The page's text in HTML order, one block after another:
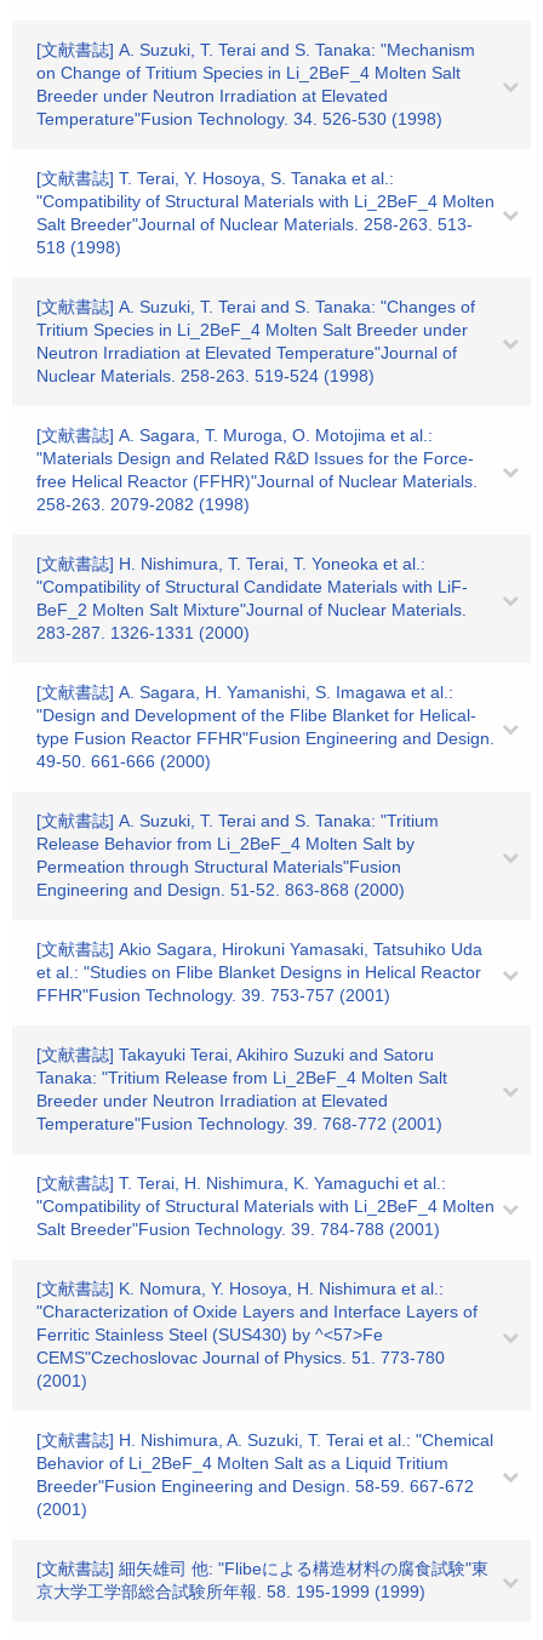
[文献書誌] A. Suzuki, T. Terai and S. Tanaka: "Mechanism
on Change of Tritium Species in Li_2BeF_4 Molten Salt
Breeder under Neutron Irradiation at Elevated
Temperature"Fusion Technology. 34. 526-530 (1998)
[文献書誌] T. Terai, Y. Hosoya, S. Tanaka et al.:
"Compatibility of Structural Materials with Li_2BeF_4 Molten
Salt Breeder"Journal of Nuclear Materials. 258-263. 513-
518 (1998)
[文献書誌] A. Suzuki, T. Terai and S. Tanaka: "Changes of
Tritium Species in Li_2BeF_4 Molten Salt Breeder under
Neutron Irradiation at Elevated Temperature"Journal of
Nuclear Materials. 258-263. 519-524 (1998)
[文献書誌] A. Sagara, T. Muroga, O. Motojima et al.:
"Materials Design and Related R&D Issues for the Force-
free Helical Reactor (FFHR)"Journal of Nuclear Materials.
258-263. 2079-2082 (1998)
[文献書誌] H. Nishimura, T. Terai, T. Yoneoka et al.:
"Compatibility of Structural Candidate Materials with LiF-
BeF_2 Molten Salt Mixture"Journal of Nuclear Materials.
283-287. 1326-1331 (2000)
[文献書誌] A. Sagara, H. Yamanishi, S. Imagawa et al.:
"Design and Development of the Flibe Blanket for Helical-
type Fusion Reactor FFHR"Fusion Engineering and Design.
49-50. 661-666 (2000)
[文献書誌] A. Suzuki, T. Terai and S. Tanaka: "Tritium
Release Behavior from Li_2BeF_4 Molten Salt by
Permeation through Structural Materials"Fusion
Engineering and Design. 51-52. 863-868 (2000)
[文献書誌] Akio Sagara, Hirokuni Yamasaki, Tatsuhiko Uda
et al.: "Studies on Flibe Blanket Designs in Helical Reactor
FFHR"Fusion Technology. 39. 753-757 (2001)
[文献書誌] Takayuki Terai, Akihiro Suzuki and Satoru
Tanaka: "Tritium Release from Li_2BeF_4 Molten Salt
Breeder under Neutron Irradiation at Elevated
Temperature"Fusion Technology. 39. 768-772 (2001)
[文献書誌] T. Terai, H. Nishimura, K. Yamaguchi et al.:
"Compatibility of Structural Materials with Li_2BeF_4 Molten
Salt Breeder"Fusion Technology. 39. 784-788 (2001)
[文献書誌] K. Nomura, Y. Hosoya, H. Nishimura et al.:
"Characterization of Oxide Layers and Interface Layers of
Ferritic Stainless Steel (SUS430) by ^<57>Fe
CEMS"Czechoslovac Journal of Physics. 51. 773-780
(2001)
[文献書誌] H. Nishimura, A. Suzuki, T. Terai et al.: "Chemical
Behavior of Li_2BeF_4 Molten Salt as a Liquid Tritium
Breeder"Fusion Engineering and Design. 58-59. 667-672
(2001)
[文献書誌] 細矢雄司 他: "Flibeによる構造材料の腐食試験"東
京大学工学部総合試験所年報. 58. 195-1999 (1999)